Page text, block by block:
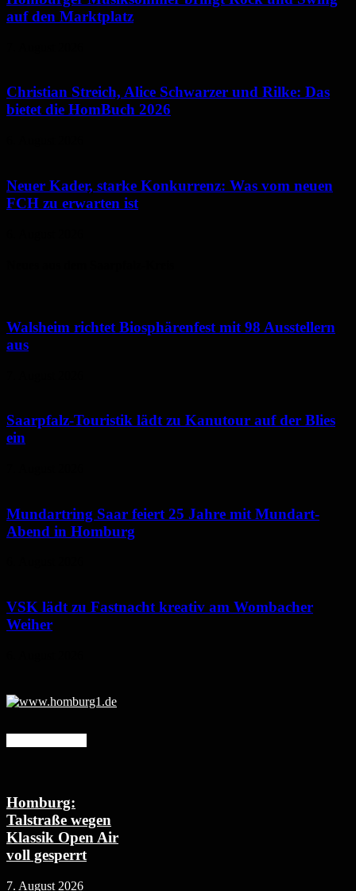
auf den Marktplatz
Christian Streich, Alice Schwarzer und Rilke: Das
bietet die HomBuch 2026
Neuer Kader, starke Konkurrenz: Was vom neuen
FCH zu erwarten ist
Walsheim richtet Biosphärenfest mit 98 Ausstellern
aus
Saarpfalz-Touristik lädt zu Kanutour auf der Blies
ein
Mundartring Saar feiert 25 Jahre mit Mundart-
Abend in Homburg
VSK lädt zu Fastnacht kreativ am Wombacher
Weiher
Homburg:
Talstraße wegen
Klassik Open Air
voll gesperrt
7. August 2026